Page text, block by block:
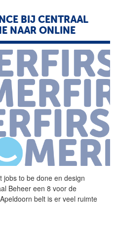
BIJ CENTRAAL
NAAR ONLINE
jobs to be done en design
Beheer een 8 voor de
belt is er veel ruimte